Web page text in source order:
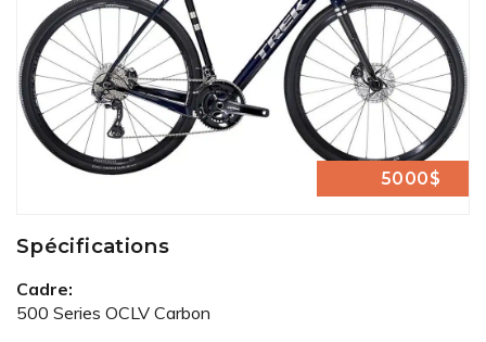
5000$
Spécifications
Cadre:
500 Series OCLV Carbon